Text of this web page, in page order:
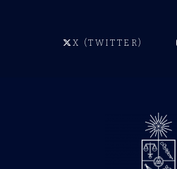
X (TWITTER)